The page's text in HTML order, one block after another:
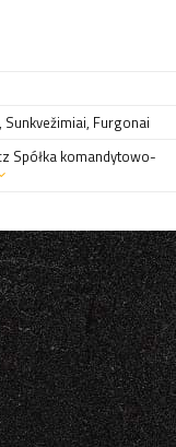
, Sunkvežimiai, Furgonai
Spółka komandytowo-